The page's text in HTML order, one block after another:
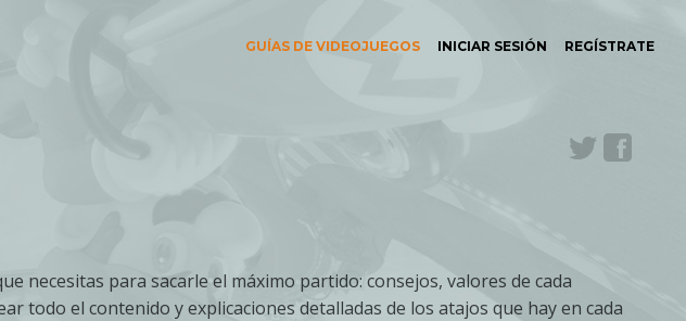
GUÍAS DE VIDEOJUEGOS INICIAR SESIÓN REGÍSTRATE
Twitter
necesitas para sacarle el máximo partido: consejos, valores de cada
todo el contenido y explicaciones detalladas de los atajos que hay en cada